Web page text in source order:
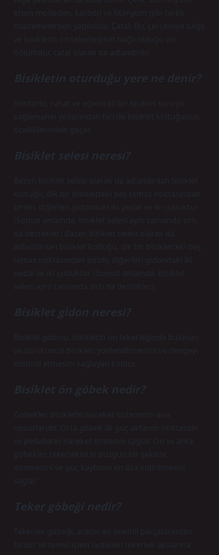
krom molibden, karbon ve titanyum gibi farklı
malzemelerden yapılabilir. Çatal: Bu, çerçeveye bağlı
ve bisikletin ön tekerleğinin bağlı olduğu ön
bölümdür, çatal olarak da adlandırılır.
Bisikletin oturduğu yere ne denir?
Konforlu, rahat ve eğlenceli bir bisiklet sürüşü
sağlamanın yollarından biri de bisiklet koltuğunun
özelliklerinden geçer.
Bisiklet selesi neresi?
Bazen bisiklet selesi olarak da adlandırılan bisiklet
koltuğu, dik bir bisikletteki beş temas noktasından
biridir, diğerleri gidondaki iki pedal ve iki çubuktur.
(Somut anlamda, bisiklet selesi aynı zamanda sırtı
da destekler.) Bazen bisiklet selesi olarak da
adlandırılan bisiklet koltuğu, dik bir bisikletteki beş
temas noktasından biridir, diğerleri gidondaki iki
pedal ve iki çubuktur. (Somut anlamda, bisiklet
selesi aynı zamanda sırtı da destekler.)
Bisiklet gidon neresi?
Bisiklet gidonu, bisikletin ön tekerleğinde bulunan
ve sürücünün bisikleti yönlendirmesini ve dengeyi
kontrol etmesini sağlayan koldur.
Bisiklet ön göbek nedir?
Göbekler, bisikletin hareket sisteminin ana
unsurlarıdır. Orta göbek ilk güç aktarım noktasıdır
ve pedalların hareket etmesini sağlar. Ön ve arka
göbekler, tekerleklerin düzgün bir şekilde
dönmesini ve güç kaybının en aza indirilmesini
sağlar.
Teker göbeği nedir?
Tekerlek göbeği, aracın en önemli parçalarından
biridir ve temel işlevi lastikleri tekerlek akslarına